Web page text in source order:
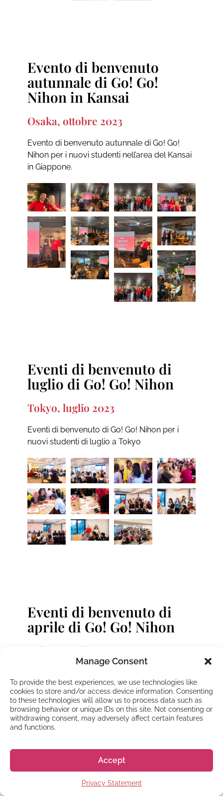
Manage Consent
To provide the best experiences, we use technologies like
cookies to store and/or access device information. Consenting
to these technologies will allow us to process data such as
browsing behavior or unique IDs on this site. Not consenting or
withdrawing consent, may adversely affect certain features
and functions.
Accept
Privacy Statement
Evento di benvenuto
autunnale di Go! Go!
Nihon in Kansai
Osaka, ottobre 2023
Evento di benvenuto autunnale di Go! Go!
Nihon per i nuovi studenti nell’area del Kansai
in Giappone.
Eventi di benvenuto di
luglio di Go! Go! Nihon
Tokyo, luglio 2023
Eventi di benvenuto di Go! Go! Nihon per i
nuovi studenti di luglio a Tokyo
Eventi di benvenuto di
aprile di Go! Go! Nihon
Tokyo, aprile 2023
nuovi studenti di aprile a Tokyo